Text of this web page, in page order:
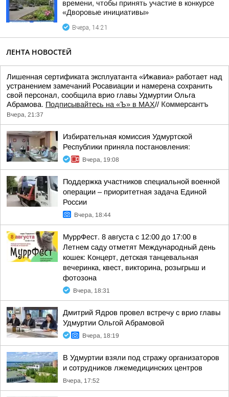
времени, чтобы принять участие в конкурсе
«Дворовые инициативы»
Вчера, 14:21
ЛЕНТА НОВОСТЕЙ
Лишенная сертификата эксплуатанта «Ижавиа» работает над
устранением замечаний Росавиации и намерена сохранить
свой персонал, сообщила врио главы Удмуртии Ольга
Абрамова. Подписывайтесь на «Ъ» в MAX// Коммерсантъ
Вчера, 21:37
Избирательная комиссия Удмуртской
Республики приняла постановления:
Вчера, 19:08
Поддержка участников специальной военной
операции – приоритетная задача Единой
России
Вчера, 18:44
МуррФест. 8 августа с 12:00 до 17:00 в
Летнем саду отметят Международный день
кошек: Концерт, детская танцевальная
вечеринка, квест, викторина, розыгрыш и
фотозона
Вчера, 18:31
Дмитрий Ядров провел встречу с врио главы
Удмуртии Ольгой Абрамовой
Вчера, 18:19
В Удмуртии взяли под стражу организаторов
и сотрудников лжемедицинских центров
Вчера, 17:52